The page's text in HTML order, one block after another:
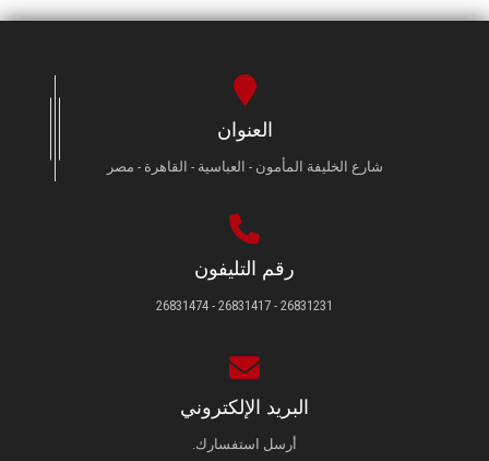
العنوان
شارع الخليفة المأمون - العباسية - القاهرة - مصر
رقم التليفون
26831231 - 26831417 - 26831474
البريد الإلكتروني
أرسل استفسارك.